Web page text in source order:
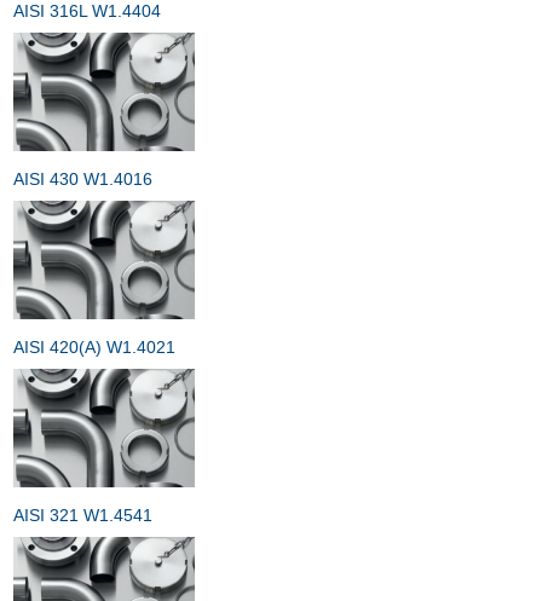
AISI 316L W1.4404
AISI 430 W1.4016
AISI 420(A) W1.4021
AISI 321 W1.4541